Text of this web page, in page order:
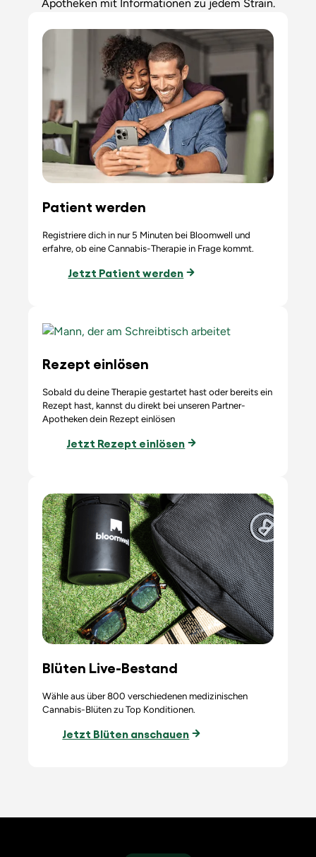
Apotheken mit Informationen zu jedem Strain.
Patient werden
Registriere dich in nur 5 Minuten bei Bloomwell und
erfahre, ob eine Cannabis-Therapie in Frage kommt.
Jetzt Patient werden
Rezept einlösen
Sobald du deine Therapie gestartet hast oder bereits ein
Rezept hast, kannst du direkt bei unseren Partner-
Apotheken dein Rezept einlösen
Jetzt Rezept einlösen
Blüten Live-Bestand
Wähle aus über 800 verschiedenen medizinischen
Cannabis-Blüten zu Top Konditionen.
Jetzt Blüten anschauen